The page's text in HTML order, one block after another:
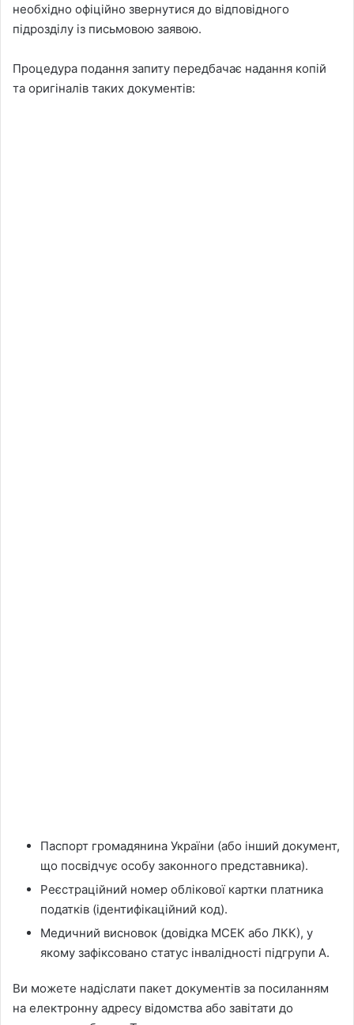
необхідно офіційно звернутися до відповідного
підрозділу із письмовою заявою.
Процедура подання запиту передбачає надання копій
та оригіналів таких документів:
Паспорт громадянина України (або інший документ,
що посвідчує особу законного представника).
Реєстраційний номер облікової картки платника
податків (ідентифікаційний код).
Медичний висновок (довідка МСЕК або ЛКК), у
якому зафіксовано статус інвалідності підгрупи А.
Ви можете надіслати пакет документів за посиланням
на електронну адресу відомства або завітати до